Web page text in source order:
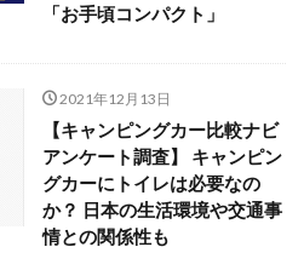
「お手頃コンパクト」
2021年12月13日
【キャンピングカー比較ナビ
アンケート調査】 キャンピン
グカーにトイレは必要なの
か？ 日本の生活環境や交通事
情との関係性も